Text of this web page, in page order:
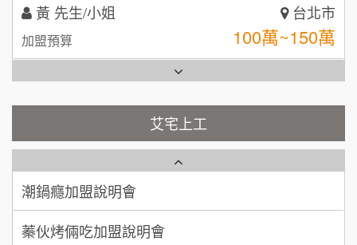
林 先生/小姐 屏東縣
加盟預算 100萬 ~ 200萬
吳 先生/小姐 屏東縣
加盟預算 100萬~200萬
周 先生/小姐 台北
加盟預算 100萬 ~150萬
徐 先生/小姐 新北市
艾宅上工
台灣G湯加盟說明會
NU PASTA義大利麵加盟說明會
潮鍋癮加盟說明會
蓁伙烤倆吃加盟說明會
霏等茶加盟說明會
藍象廷泰式火鍋加盟說明會
日十。早午食加盟說明會
上宇林加盟說明會
莫尼早餐Morni加盟說明會